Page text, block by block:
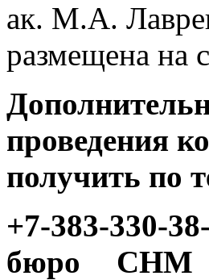
ак. М.А.
размещена
проведения
получить по
+7-383-330-
бюро СНМ